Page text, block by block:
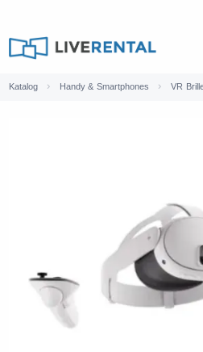
Katalog Handy & Smartphones VR